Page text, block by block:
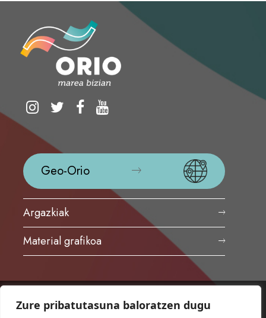
Zure pribatutasuna baloratzen dugu
Geo-Orio
Argazkiak
Material grafikoa
ORIOKO UDALA